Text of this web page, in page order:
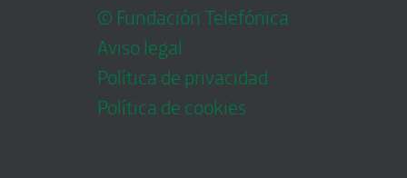
© Fundación Telefónica
Aviso legal
Política de privacidad
Política de cookies